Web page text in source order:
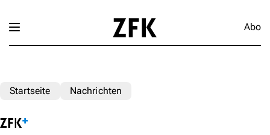
Abo
Startseite Nachrichten